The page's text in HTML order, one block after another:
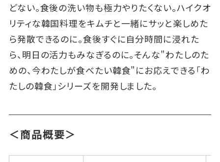
どない。食後の洗い物も極力やりたくない。ハイクオ
リティな韓国料理をキムチと一緒にサッと楽しめた
ら発散できるのに。食後すぐに自分時間に浸れた
ら、明日の活力もみなぎるのに。そんな"わたしのた
めの、今わたしが食べたい韓食"にお応えできる「わ
たしの韓食」シリーズを開発しました。
＜商品概要＞